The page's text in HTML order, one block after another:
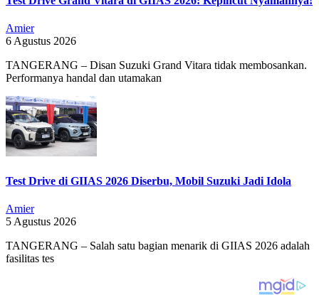
Amier
6 Agustus 2026
TANGERANG – Disan Suzuki Grand Vitara tidak membosankan.
Performanya handal dan utamakan
Test Drive di GIIAS 2026 Diserbu, Mobil Suzuki Jadi Idola
Amier
5 Agustus 2026
TANGERANG – Salah satu bagian menarik di GIIAS 2026 adalah
fasilitas tes